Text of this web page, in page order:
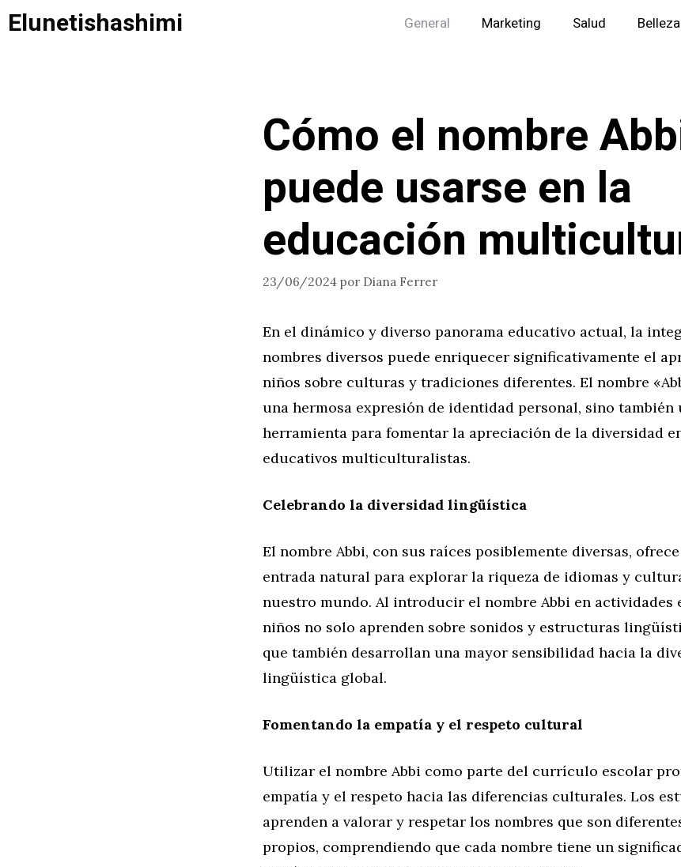
Saltar
alElunetishashimi General Marketing Salud Belleza
Cómo el nombre
puede usarse en la
educación
23/06/2024 por Diana Ferrer
En el dinámico y diverso panorama educativo actual, la
nombres diversos puede enriquecer significativamente el
niños sobre culturas y tradiciones diferentes. El nombre
una hermosa expresión de identidad personal, sino también
herramienta para fomentar la apreciación de la diversidad
educativos multiculturalistas.
Celebrando la diversidad lingüística
El nombre Abbi, con sus raíces posiblemente diversas,
entrada natural para explorar la riqueza de idiomas y
nuestro mundo. Al introducir el nombre Abbi en actividades
niños no solo aprenden sobre sonidos y estructuras
que también desarrollan una mayor sensibilidad hacia la
lingüística global.
Fomentando la empatía y el respeto cultural
Utilizar el nombre Abbi como parte del currículo escolar
empatía y el respeto hacia las diferencias culturales. Los
aprenden a valorar y respetar los nombres que son
propios, comprendiendo que cada nombre tiene un